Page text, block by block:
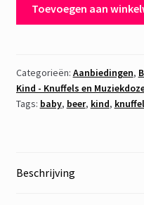
Toevoegen aan
Categorieën: Aanbiedingen,
Kind - Knuffels en
Tags: baby, beer, kind, knuffel
Beschrijving